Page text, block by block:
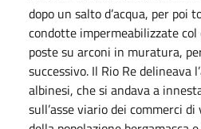
dopo un salto d’acqua, per poi
condotte impermeabilizzate
poste su arconi in muratura,
successivo. Il Rio Re delineava
albinesi, che si andava a
sull’asse viario dei commerci